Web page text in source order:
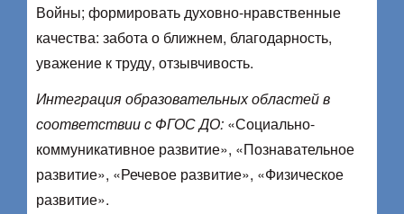
Войны; формировать духовно-нравственные
качества: забота о ближнем, благодарность,
уважение к труду, отзывчивость.
Интеграция образовательных областей в
соответствии с ФГОС ДО: «Социально-
коммуникативное развитие», «Познавательное
развитие», «Речевое развитие», «Физическое
развитие».